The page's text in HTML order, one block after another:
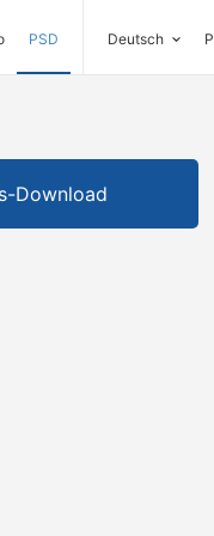
PSD Deutsch
Download